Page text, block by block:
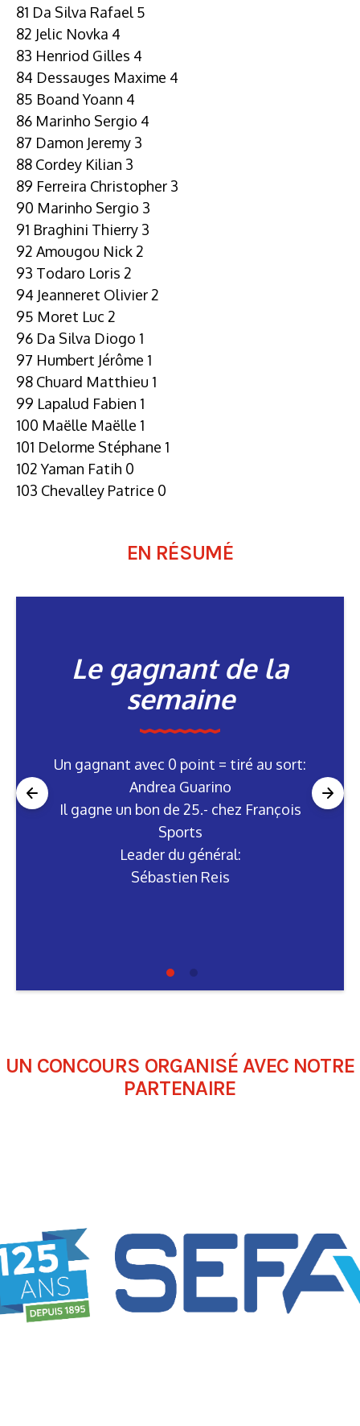
81 Da Silva Rafael 5
82 Jelic Novka 4
83 Henriod Gilles 4
84 Dessauges Maxime 4
85 Boand Yoann 4
86 Marinho Sergio 4
87 Damon Jeremy 3
88 Cordey Kilian 3
89 Ferreira Christopher 3
90 Marinho Sergio 3
91 Braghini Thierry 3
92 Amougou Nick 2
93 Todaro Loris 2
94 Jeanneret Olivier 2
95 Moret Luc 2
96 Da Silva Diogo 1
97 Humbert Jérôme 1
98 Chuard Matthieu 1
99 Lapalud Fabien 1
100 Maëlle Maëlle 1
101 Delorme Stéphane 1
102 Yaman Fatih 0
103 Chevalley Patrice 0
EN RÉSUMÉ
Le gagnant de la
semaine
Un gagnant avec 0 point = tiré au sort:
Andrea Guarino
Il gagne un bon de 25.- chez François
Sports
Leader du général:
Sébastien Reis
Andrea Guarino
UN CONCOURS ORGANISÉ AVEC NOTRE
PARTENAIRE